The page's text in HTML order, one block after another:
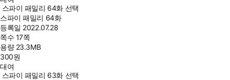
스파이 패밀리 64화 선택
스파이 패밀리 64화
등록일 2022.07.28
쪽수 17쪽
용량 23.3MB
300원
대여
스파이 패밀리 63화 선택